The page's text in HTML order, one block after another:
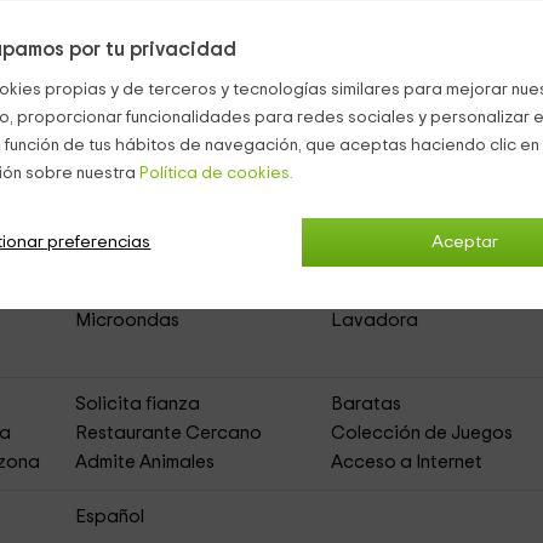
por tu privacidad
propias y de terceros y tecnologías similares para mejorar
proporcionar funcionalidades para redes sociales y personalizar
de tus hábitos de navegación, que aceptas haciendo clic
sobre nuestra Política de cookies.
Aceptar
preferencias
Rurales)
Acceso Asfaltado
Lavavajillas
Calefacción
Microondas
Lavadora
Solicita fianza
Baratas
Restaurante Cercano
Colección de Juegos
Admite Animales Acceso a Internet
Español